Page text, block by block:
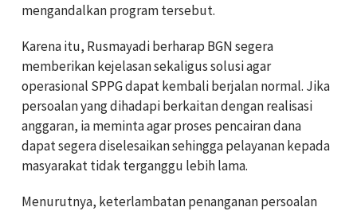
mengandalkan program tersebut.
Karena itu, Rusmayadi berharap BGN segera
memberikan kejelasan sekaligus solusi agar
operasional SPPG dapat kembali berjalan normal. Jika
persoalan yang dihadapi berkaitan dengan realisasi
anggaran, ia meminta agar proses pencairan dana
dapat segera diselesaikan sehingga pelayanan kepada
masyarakat tidak terganggu lebih lama.
Menurutnya, keterlambatan penanganan persoalan